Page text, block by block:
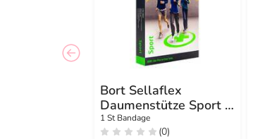
Bort Sellaflex
Daumenstütze Sport L
schwarz-grün
1 St Bandage
(0)